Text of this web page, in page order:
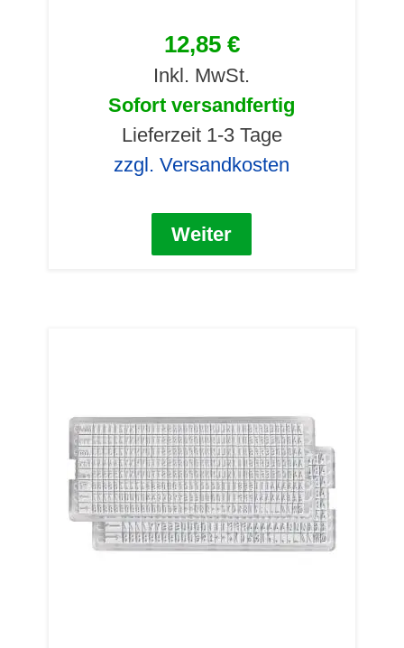
12,85 €
Inkl. MwSt.
Sofort versandfertig
Lieferzeit 1-3 Tage
zzgl. Versandkosten
Weiter